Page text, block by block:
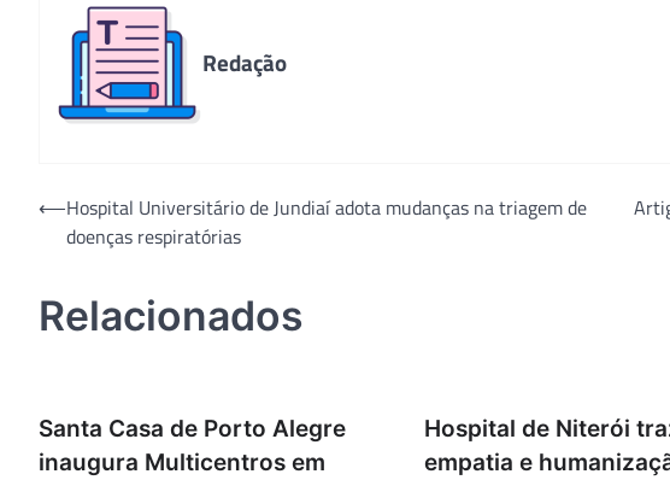
Redação
Navegação
⟵Hospital Universitário de Jundiaí adota mudanças na triagem de
doenças respiratórias
Relacionados
Santa Casa de Porto Alegre
inaugura Multicentros em
Hospital de Niterói
empatia e